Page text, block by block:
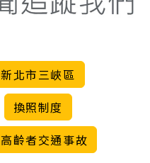
新北市三峽區
換照制度
高齡者交通事故